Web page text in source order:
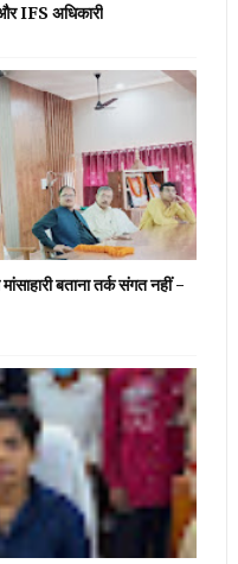
IFS अधिकारी
बताना तर्क संगत नहीं -